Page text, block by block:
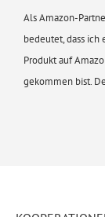
Als Amazon-
bedeutet, dass
Produkt auf
gekommen bist.